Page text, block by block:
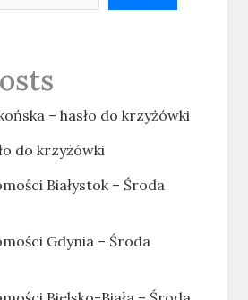
– hasło do krzyżówki
do krzyżówki
Białystok – Środa
Gdynia – Środa